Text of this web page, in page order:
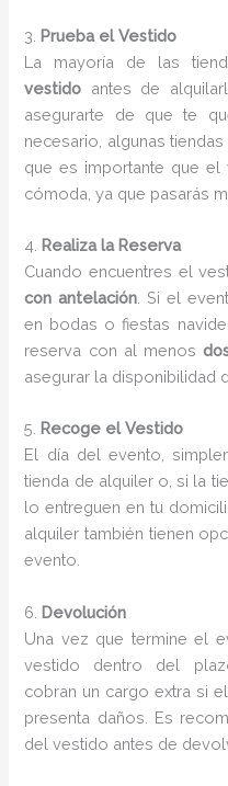
3. Prueba el Vestido
La mayoría de las
vestido antes de
asegurarte de que te
necesario, algunas
que es importante que el
cómoda, ya que pasarás
4. Realiza la Reserva
Cuando encuentres el
con antelación . Si el
en bodas o fiestas
reserva con al menos
asegurar la disponibilidad
5. Recoge el Vestido
El día del evento,
tienda de alquiler o, si la
lo entreguen en tu
alquiler también tienen
evento.
6. Devolución
Una vez que termine el
vestido dentro del
cobran un cargo extra si
presenta daños. Es
del vestido antes de